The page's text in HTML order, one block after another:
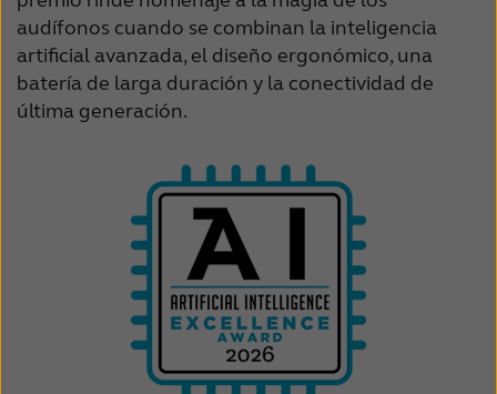
Schweiz Suisse
Suomi Sverige
Türkçe
Österreich
audífonos cuando se combinan la inteligencia
artificial avanzada, el diseño ergonómico, una
batería de larga duración y la conectividad de
última generación.